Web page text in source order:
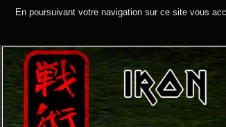
En poursuivant votre navigation sur ce site vous